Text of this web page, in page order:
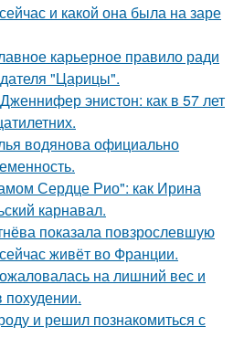
и какой она была на заре
карьерное правило ради
"Царицы".
энистон: как в 57 лет
водянова официально
Сердце Рио": как Ирина
карнавал.
показала повзрослевшую
живёт во Франции.
на лишний вес и
похудении.
и решил познакомиться с